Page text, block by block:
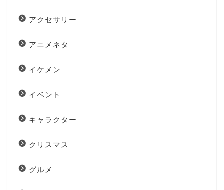
アクセサリー
アニメネタ
イケメン
イベント
キャラクター
クリスマス
グルメ